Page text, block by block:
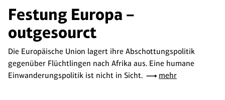
Festung Europa –
outgesourct
Die Europäische Union lagert ihre Abschottungspolitik
gegenüber Flüchtlingen nach Afrika aus. Eine humane
Einwanderungspolitik ist nicht in Sicht.
mehr